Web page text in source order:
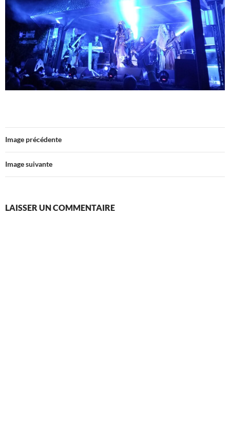
Image précédente
Image suivante
LAISSER UN COMMENTAIRE